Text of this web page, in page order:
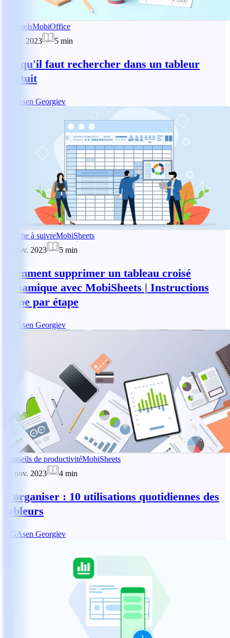
TutorielsMobiOffice
4 déc. 2023
5 min
Ce qu'il faut rechercher dans un tableur
gratuit
Asen Georgiev
Marche à suivreMobiSheets
22 nov. 2023
5 min
Comment supprimer un tableau croisé
dynamique avec MobiSheets | Instructions
étape par étape
Asen Georgiev
Conseils de productivitéMobiSheets
13 nov. 2023
4 min
S'organiser : 10 utilisations quotidiennes des
tableurs
AGAsen Georgiev